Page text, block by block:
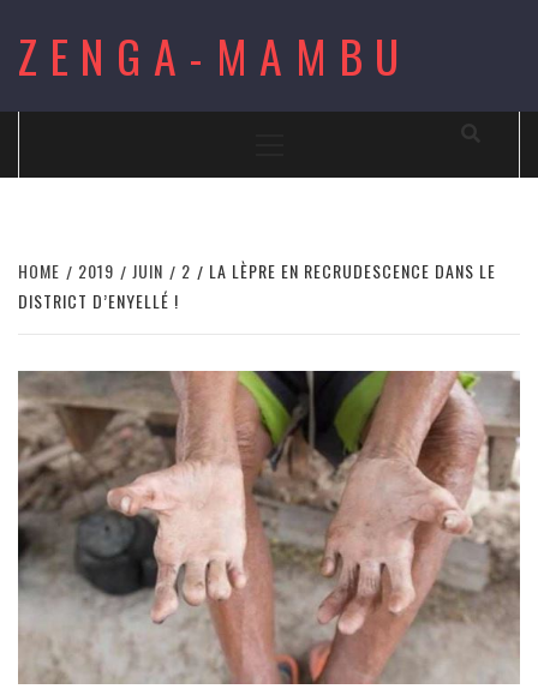
content
ZENGA-MAMBU
HOME 2019 JUIN 2
LA LÈPRE EN RECRUDESCENCE DANS LE
DISTRICT D’ENYELLÉ !